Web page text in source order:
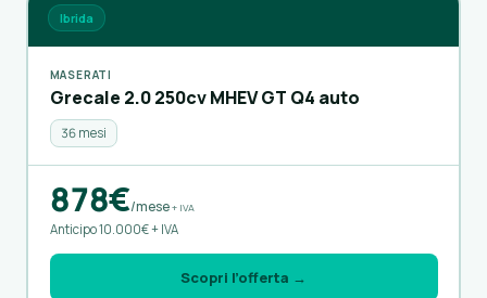
Ibrida
MASERATI
Grecale 2.0 250cv MHEV GT Q4 auto
36 mesi
878€/mese+ IVA
Anticipo 10.000€ + IVA
Scopri l’offerta →